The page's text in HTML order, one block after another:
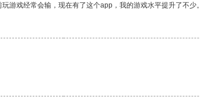
游戏经常会输，现在有了这个app，我的游戏水平提升了不少。